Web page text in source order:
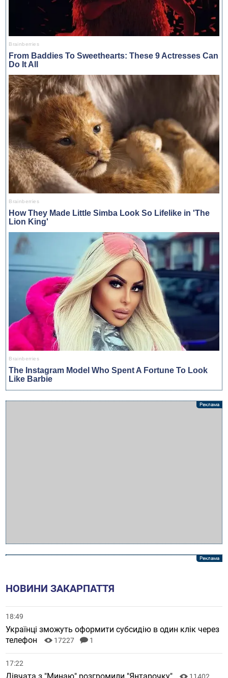
НОВИНИ ЗАКАРПАТТЯ
18:49
Українці зможуть оформити субсидію в один клік через
телефон
17227 1
17:22